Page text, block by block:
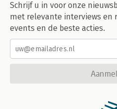
Schrijf u in voor onze
met relevante interviews en
events en de beste acties.